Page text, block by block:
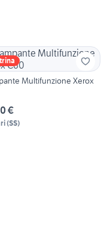
Multifunzione Xerox
€
(SS)